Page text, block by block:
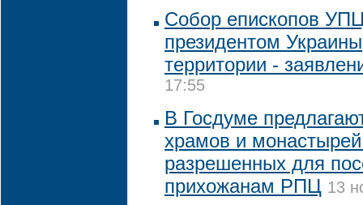
Собор епископов УПЦ
президентом
территории -
17:55
В Госдуме
храмов и
разрешенных для
прихожанам РПЦ 13